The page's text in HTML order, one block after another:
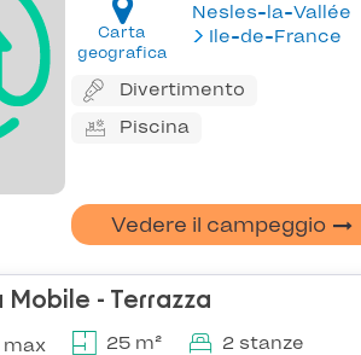
Carta
geografica
Nesles-la-Vallée
Ile-de-France
Divertimento
Piscina
Vedere il campeggio
Mobile - Terrazza
max 25 m² 2 stanze